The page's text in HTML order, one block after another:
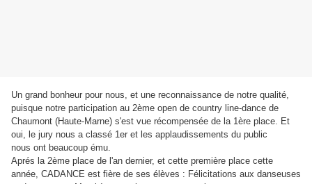
Un grand bonheur pour nous, et une reconnaissance de notre qualité,
puisque notre participation au 2ème open de country line-dance de
Chaumont (Haute-Marne) s'est vue récompensée de la 1ère place. Et
oui, le jury nous a classé 1er et les applaudissements du public
nous ont beaucoup ému.
Aprés la 2ème place de l'an dernier, et cette première place cette
année, CADANCE est fière de ses élèves : Félicitations aux danseuses